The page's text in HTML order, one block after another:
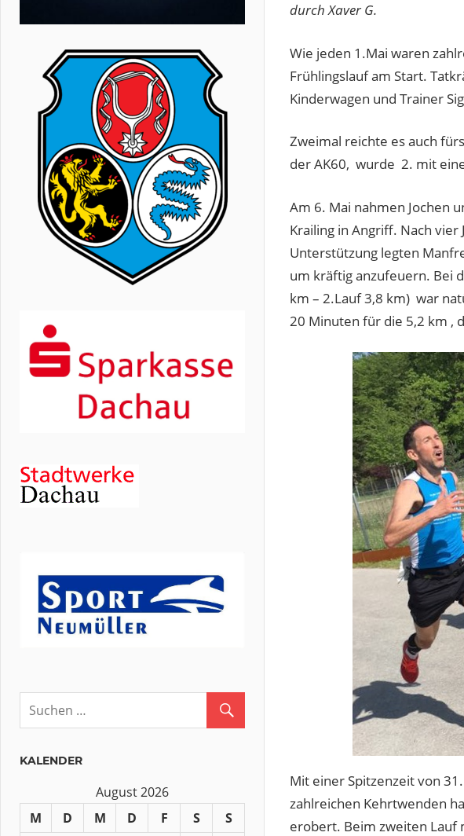
durch Xaver G.
Wie jeden 1.Mai waren
Frühlingslauf am Start.
Kinderwagen und Trainer
Zweimal reichte es auch
der AK60, wurde 2. mit
Am 6. Mai nahmen Jochen
Krailing in Angriff. Nach
Unterstützung legten
um kräftig anzufeuern. Bei
km – 2.Lauf 3,8 km) war
20 Minuten für die 5,2 km ,
Mit einer Spitzenzeit von
zahlreichen Kehrtwenden
erobert. Beim zweiten Lauf
KALENDER
August 2026
M
D M D F S
S